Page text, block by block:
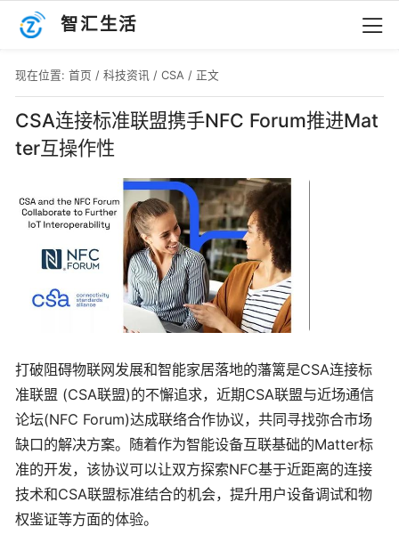
智汇生活
现在位置: 首页 / 科技资讯 / CSA / 正文
CSA连接标准联盟携手NFC Forum推进Mat
ter互操作性
打破阻碍物联网发展和智能家居落地的藩篱是CSA连接标
准联盟 (CSA联盟)的不懈追求，近期CSA联盟与近场通信
论坛(NFC Forum)达成联络合作协议，共同寻找弥合市场
缺口的解决方案。随着作为智能设备互联基础的Matter标
准的开发，该协议可以让双方探索NFC基于近距离的连接
技术和CSA联盟标准结合的机会，提升用户设备调试和物
权鉴证等方面的体验。